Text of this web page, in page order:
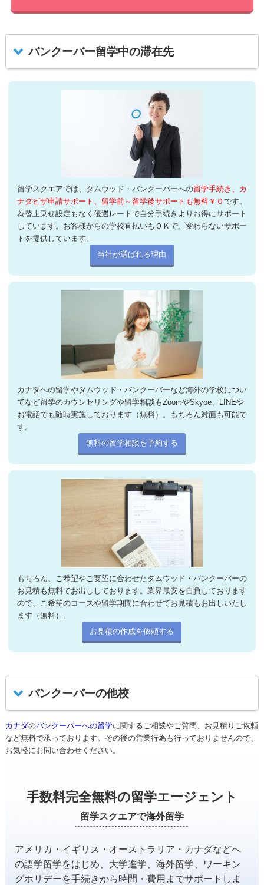
バンクーバー留学中の滞在先
留学スクエアでは、タムウッド・バンクーバーへの留学手続き、カ
ナダビザ申請サポート、留学前～留学後サポートも無料￥０ です。
為替上乗せ設定もなく優遇レートで自分手続きよりお得にサポート
しています。お客様からの学校直払いもＯＫで、変わらないサポー
トを提供しています。
当社が選ばれる理由
カナダへの留学やタムウッド・バンクーバーなど海外の学校につい
てなど留学のカウンセリングや留学相談もZoomやSkype、LINEや
お電話でも随時実施しております（無料）。もちろん対面も可能で
す。
無料の留学相談を予約する
もちろん、ご希望やご要望に合わせたタムウッド・バンクーバーの
お見積も無料でお出ししております。業界最安を自負しております
ので、ご希望のコースや留学期間に合わせてお見積もお出しいたし
ます（無料）。
お見積の作成を依頼する
バンクーバーの他校
カナダのバンクーバーへの留学に関するご相談やご質問、お見積りご依頼
など無料で承っております。その後の営業行為も行っておりませんので、
お気軽にお問い合わせください。
手数料完全無料の留学エージェント
留学スクエアで海外留学
アメリカ・イギリス・オーストラリア・カナダなどへ
の語学留学をはじめ、大学進学、海外留学、ワーキン
グホリデーを手続きから時間・費用までサポートしま